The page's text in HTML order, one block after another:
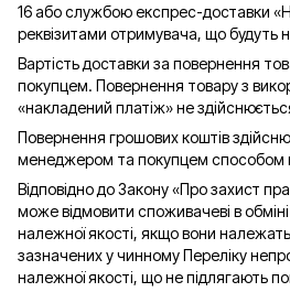
16 або службою експрес-доставки
реквізитами отримувача, що будуть
Вартість доставки за повернення
покупцем. Повернення товару з
«накладений платіж» не
Повернення грошових коштів
менеджером та покупцем способом
Відповідно до Закону «Про захист
може відмовити споживачеві в
належної якості, якщо вони
зазначених у чинному Переліку
належної якості, що не підлягають